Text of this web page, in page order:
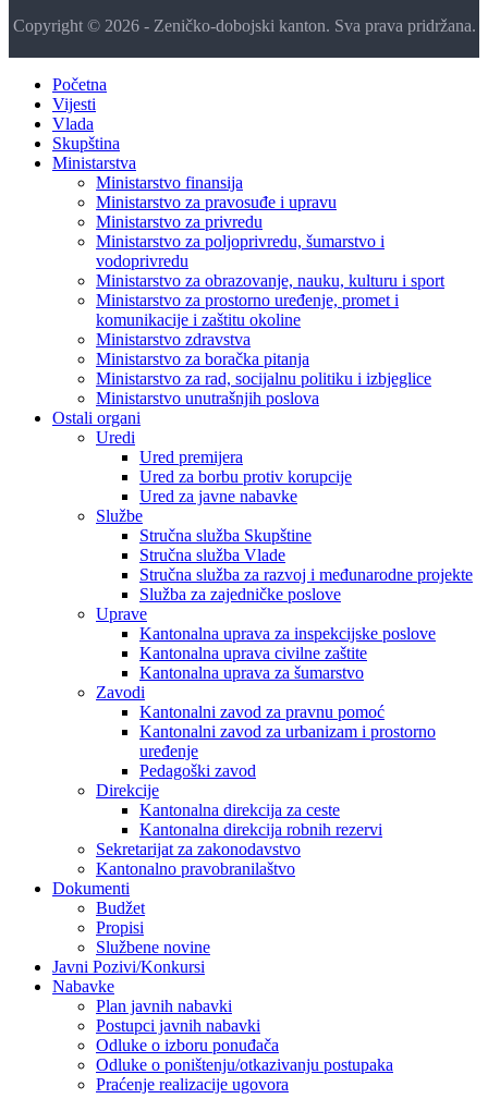
Copyright © 2026 - Zeničko-dobojski kanton. Sva prava pridržana.
Početna
Vijesti
Vlada
Skupština
Ministarstva
Ministarstvo finansija
Ministarstvo za pravosuđe i upravu
Ministarstvo za privredu
Ministarstvo za poljoprivredu, šumarstvo i
vodoprivredu
Ministarstvo za obrazovanje, nauku, kulturu i sport
Ministarstvo za prostorno uređenje, promet i
komunikacije i zaštitu okoline
Ministarstvo zdravstva
Ministarstvo za boračka pitanja
Ministarstvo za rad, socijalnu politiku i izbjeglice
Ministarstvo unutrašnjih poslova
Ostali organi
Uredi
Ured premijera
Ured za borbu protiv korupcije
Ured za javne nabavke
Službe
Stručna služba Skupštine
Stručna služba Vlade
Stručna služba za razvoj i međunarodne projekte
Služba za zajedničke poslove
Uprave
Kantonalna uprava za inspekcijske poslove
Kantonalna uprava civilne zaštite
Kantonalna uprava za šumarstvo
Zavodi
Kantonalni zavod za pravnu pomoć
Kantonalni zavod za urbanizam i prostorno
uređenje
Pedagoški zavod
Direkcije
Kantonalna direkcija za ceste
Kantonalna direkcija robnih rezervi
Sekretarijat za zakonodavstvo
Kantonalno pravobranilaštvo
Dokumenti
Budžet
Propisi
Službene novine
Javni Pozivi/Konkursi
Nabavke
Plan javnih nabavki
Postupci javnih nabavki
Odluke o izboru ponuđača
Odluke o poništenju/otkazivanju postupaka
Praćenje realizacije ugovora